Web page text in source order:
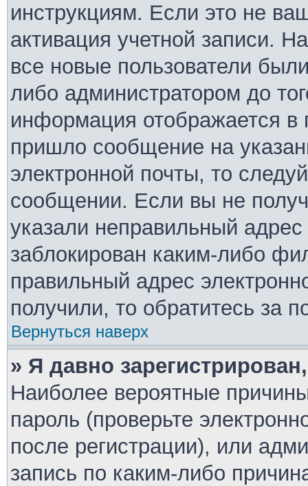
инструкциям. Если это не
активация учетной записи.
все новые пользователи
либо администратором до
информация отображается в
пришло сообщение на
электронной почты, то
сообщении. Если вы не
указали неправильный
заблокирован каким-либо
правильный адрес
получили, то обратитесь за
Вернуться наверх
» Я давно
Наиболее вероятные
пароль (проверьте
после регистрации), или
запись по каким-либо